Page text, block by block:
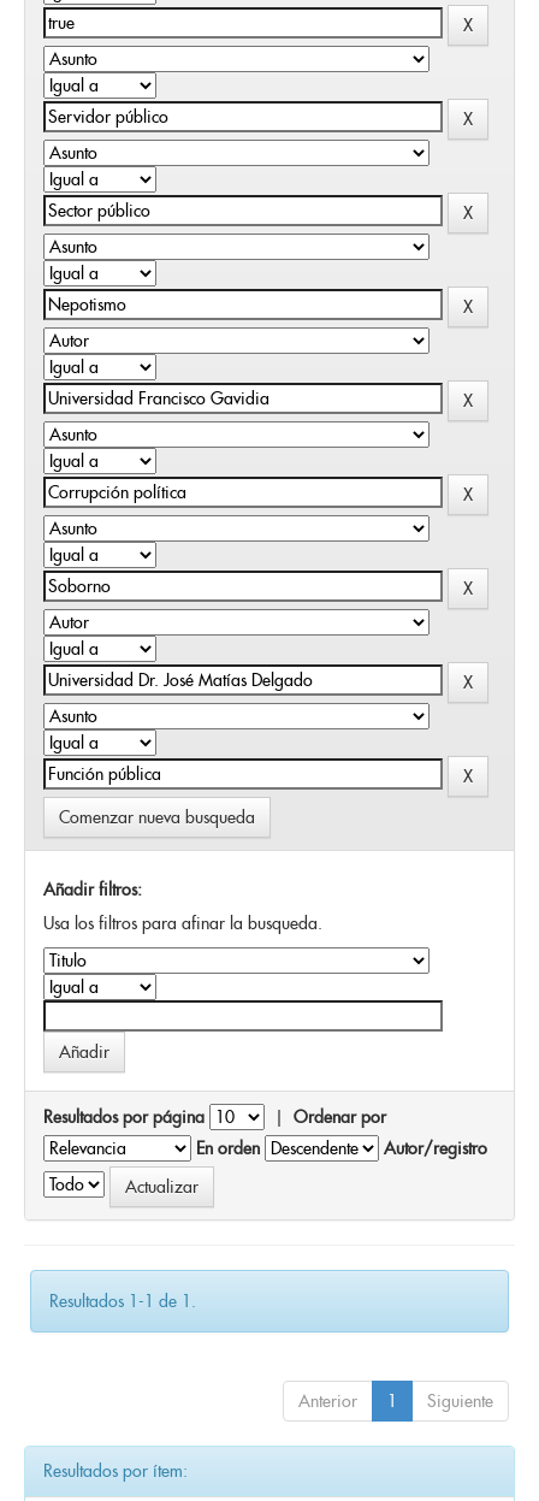
Comenzar nueva busqueda
Añadir filtros:
Usa los filtros para afinar la busqueda.
Resultados por página | Ordenar por
En orden
Autor/registro
Resultados 1-1 de 1.
Anterior 1 Siguiente
Resultados por ítem: